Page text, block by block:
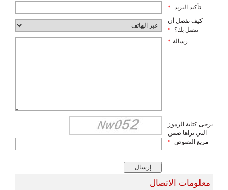
تأكيد البريد *
كيف تفضل أن
نتصل بك؟ *
رسالة *
يرجى كتابة الرموز
التي تراها ضمن
مربع النصوص *
معلومات الاتصال